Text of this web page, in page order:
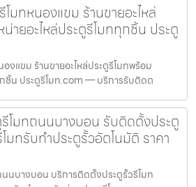
โมทหนองแขม ร้านขายอะไหล่
ายอะไหล่ประตูรีโมททุกชิ้น ประตู
องแขม ร้านขายอะไหล่ประตูรีโมทพร้อม
กชิ้น ประตูรีโมท.com — บริการรับติดต
โมทถนนบางบอน รับติดตั้งประตู
มทรับทำประตูรั้วอัตโนมัติ ราคา
นบางบอน บริการติดตั้งประตูรั้วรีโมท